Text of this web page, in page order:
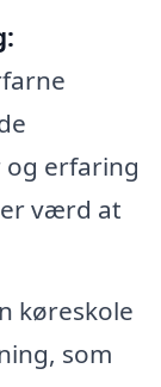
erfaring
værd at
køreskole
som